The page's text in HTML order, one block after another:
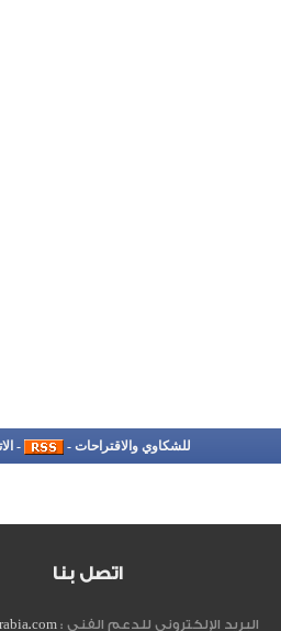
للشكاوي والاقتراحات -
-
اتصل بنا
البريد الإلكتروني للدعم الفنى :